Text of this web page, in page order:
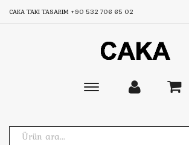
CAKA TAKI TASARIM +90 532 706 65 02
Toggle